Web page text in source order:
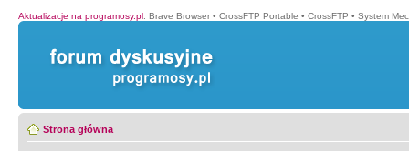
Aktualizacje na programosy.pl: Brave Browser • CrossFTP Portable • CrossFTP • System
Strona główna